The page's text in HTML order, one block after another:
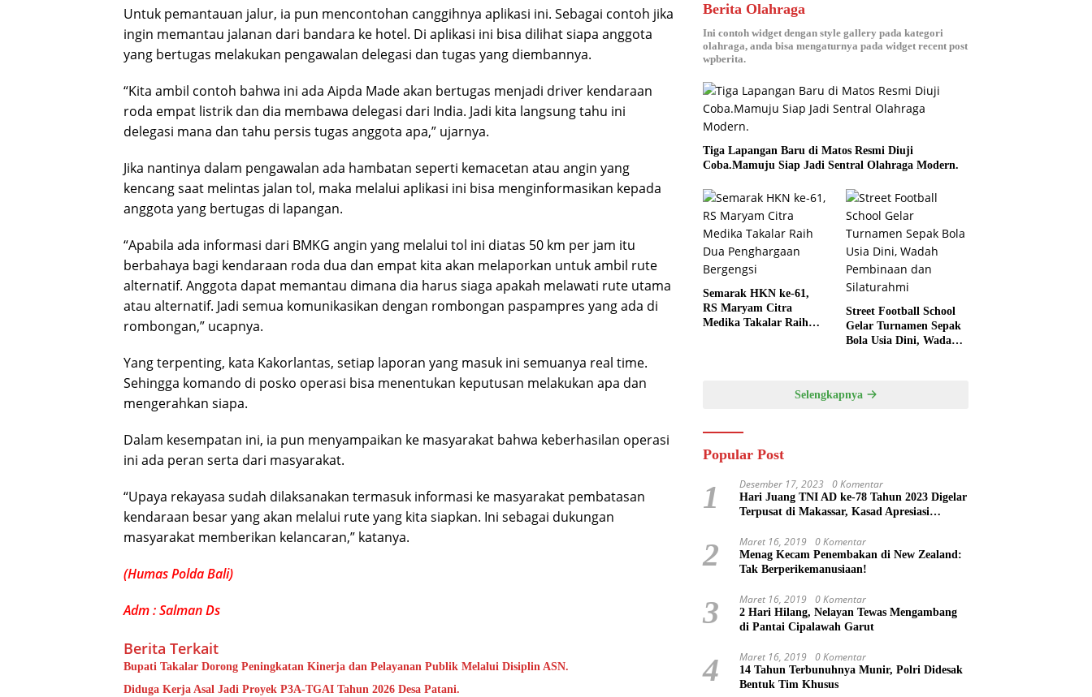
Untuk pemantauan jalur, ia pun mencontohan canggihnya aplikasi ini. Sebagai contoh jika
ingin memantau jalanan dari bandara ke hotel. Di aplikasi ini bisa dilihat siapa anggota
yang bertugas melakukan pengawalan delegasi dan tugas yang diembannya.
“Kita ambil contoh bahwa ini ada Aipda Made akan bertugas menjadi driver kendaraan
roda empat listrik dan dia membawa delegasi dari India. Jadi kita langsung tahu ini
delegasi mana dan tahu persis tugas anggota apa,” ujarnya.
Jika nantinya dalam pengawalan ada hambatan seperti kemacetan atau angin yang
kencang saat melintas jalan tol, maka melalui aplikasi ini bisa menginformasikan kepada
anggota yang bertugas di lapangan.
“Apabila ada informasi dari BMKG angin yang melalui tol ini diatas 50 km per jam itu
berbahaya bagi kendaraan roda dua dan empat kita akan melaporkan untuk ambil rute
alternatif. Anggota dapat memantau dimana dia harus siaga apakah melawati rute utama
atau alternatif. Jadi semua komunikasikan dengan rombongan paspampres yang ada di
rombongan,” ucapnya.
Yang terpenting, kata Kakorlantas, setiap laporan yang masuk ini semuanya real time.
Sehingga komando di posko operasi bisa menentukan keputusan melakukan apa dan
mengerahkan siapa.
Dalam kesempatan ini, ia pun menyampaikan ke masyarakat bahwa keberhasilan operasi
ini ada peran serta dari masyarakat.
“Upaya rekayasa sudah dilaksanakan termasuk informasi ke masyarakat pembatasan
kendaraan besar yang akan melalui rute yang kita siapkan. Ini sebagai dukungan
masyarakat memberikan kelancaran,” katanya.
(Humas Polda Bali)
Adm : Salman Ds
Berita Terkait
Bupati Takalar Dorong Peningkatan Kinerja dan Pelayanan Publik Melalui Disiplin ASN.
Diduga Kerja Asal Jadi Proyek P3A-TGAI Tahun 2026 Desa Patani.
Berita Olahraga
Ini contoh widget dengan style gallery pada kategori
olahraga, anda bisa mengaturnya pada widget recent post
wpberita.
Tiga Lapangan Baru di Matos Resmi Diuji
Coba.Mamuju Siap Jadi Sentral Olahraga Modern.
Semarak HKN ke-61,
RS Maryam Citra
Medika Takalar Raih
Street Football School
Gelar Turnamen Sepak
Bola Usia Dini, Wadah
Selengkapnya
Popular Post
1 Desember 17, 2023 0 Komentar
Hari Juang TNI AD ke-78 Tahun 2023 Digelar
Terpusat di Makassar, Kasad Apresiasi
2 Maret 16, 2019 0 Komentar
Menag Kecam Penembakan di New Zealand:
Tak Berperikemanusiaan!
3 Maret 16, 2019 0 Komentar
2 Hari Hilang, Nelayan Tewas Mengambang
di Pantai Cipalawah Garut
4 Maret 16, 2019 0 Komentar
14 Tahun Terbunuhnya Munir, Polri Didesak
Bentuk Tim Khusus